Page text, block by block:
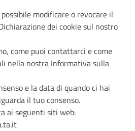
modificare o revocare il
dei cookie sul nostro
come puoi contattarci e come
nella nostra Informativa sulla
e la data di quando ci hai
il tuo consenso.
ai seguenti siti web: